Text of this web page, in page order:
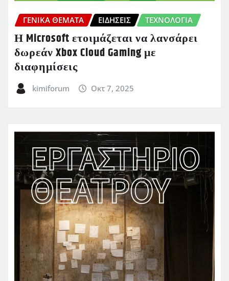
ΓΕΝΙΚΑ ΘΕΜΑΤΑ ΕΙΔΗΣΕΙΣ ΤΕΧΝΟΛΟΓΙΑ
Η Microsoft ετοιμάζεται να λανσάρει
δωρεάν Xbox Cloud Gaming με
διαφημίσεις
kimiforum Οκτ 7, 2025